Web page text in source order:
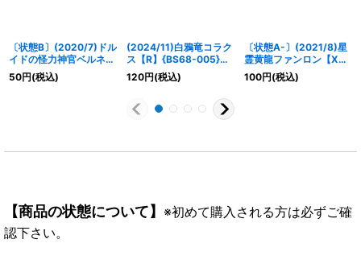
〔状態B〕(2020/7)ドル
イドの怪力神官ベルネリ
タ【M】{BS53-053}
《黄》
50円(税込)
(2024/11)白鴉竜コラク
ス【R】{BS68-005}
《赤》
120円(税込)
〔状態A-〕(2021/8)星
霊黄龍ファンロン【X】
{BS57-X07}《黄》
100円(税込)
【商品の状態について】 ※初めて購入される方は必ずご確
認下さい。